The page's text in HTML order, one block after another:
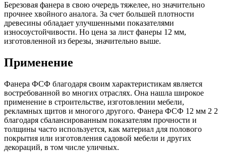
Березовая фанера в свою очередь тяжелее, но значительно
прочнее хвойного аналога. За счет большей плотности
древесины обладает улучшенными показателями
износоустойчивости. Но цена за лист фанеры 12 мм,
изготовленной из березы, значительно выше.
Применение
Фанера ФСФ благодаря своим характеристикам является
востребованной во многих отраслях. Она нашла широкое
применение в строительстве, изготовлении мебели,
рекламных щитов и многого другого. Фанера ФСФ 12 мм 2 2
благодаря сбалансированным показателям прочности и
толщины часто используется, как материал для полового
покрытия или изготовления садовой мебели и других
декораций, в том числе уличных.